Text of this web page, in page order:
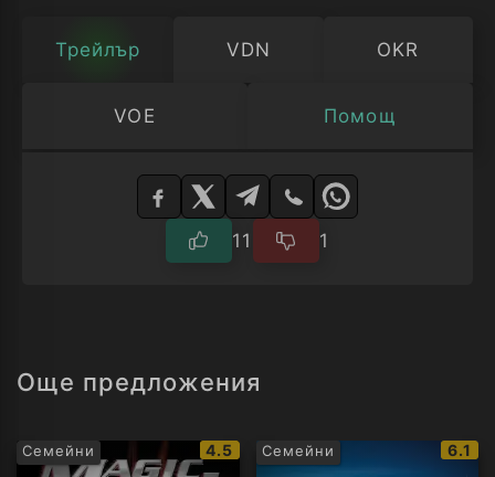
Трейлър VDN OKR
VOE Помощ
Изберете
11 1
Още предложения
Семейни
IMDb
рейтинг:
4.5 Семейни
IMDb
6.1